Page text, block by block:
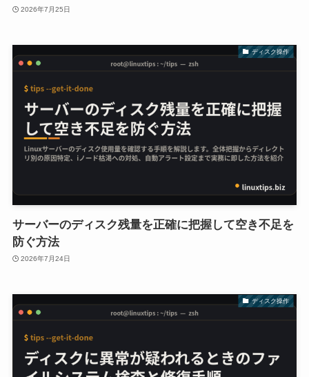
2026年7月25日
ディスク操作
サーバーのディスク残量を正確に把握して空き不足を
防ぐ方法
2026年7月24日
ディスク操作